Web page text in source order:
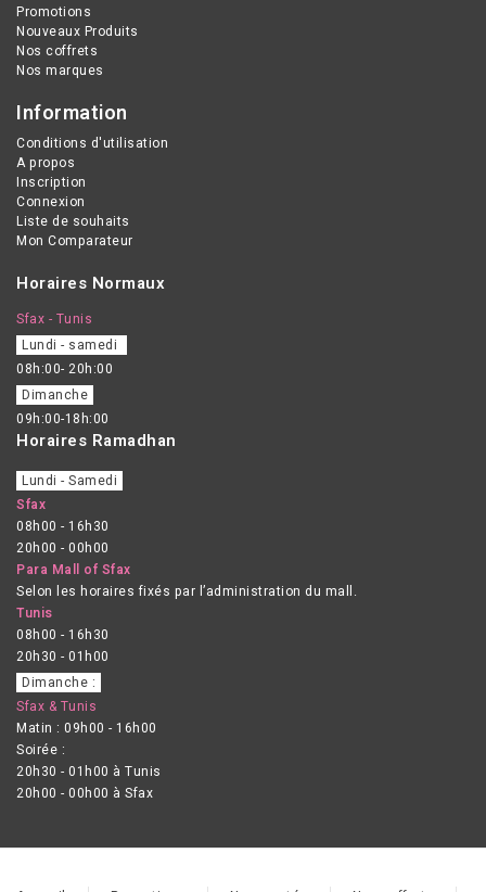
Promotions
Nouveaux Produits
Nos coffrets
Nos marques
Information
Conditions d'utilisation
A propos
Inscription
Connexion
Liste de souhaits
Mon Comparateur
Horaires Normaux
Sfax - Tunis
Lundi - samedi
08h:00- 20h:00
Dimanche
09h:00-18h:00
Horaires Ramadhan
Lundi - Samedi
Sfax
08h00 - 16h30
20h00 - 00h00
Para Mall of Sfax
Selon les horaires fixés par l’administration du mall.
Tunis
08h00 - 16h30
20h30 - 01h00
Dimanche :
Sfax & Tunis
Matin : 09h00 - 16h00
Soirée :
20h30 - 01h00 à Tunis
20h00 - 00h00 à Sfax